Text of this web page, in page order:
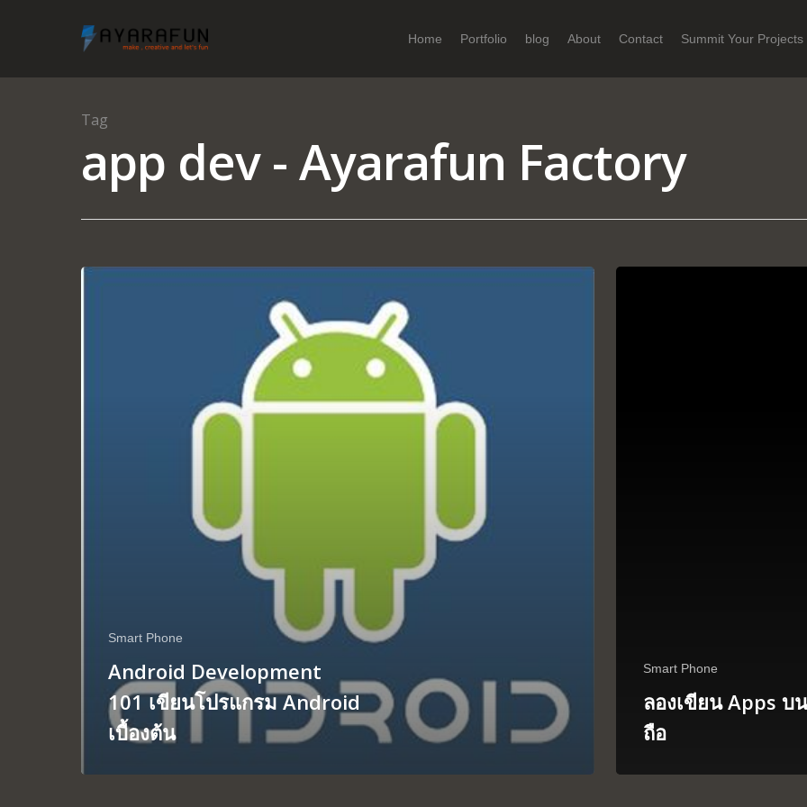
Home Portfolio blog About Contact Summit Your Projects
Tag
app dev - Ayarafun Factory
Smart Phone
Android Development
101 เขียนโปรแกรม Android
เบื้องต้น
Smart Phone
ลองเขียน Apps บ
ถือ